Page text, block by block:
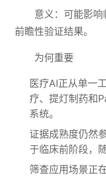
意义：可能影
前瞻性验证结果。
为何重要
医疗AI正从单一
疗、提灯制药和
系统。
证据成熟度仍然
于临床前阶段，
筛查应用场景正